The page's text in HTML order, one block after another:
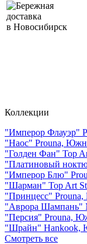
Бережная
доставка
в Новосибирск
Коллекции
"Имперор Флауэр"
"Наос" Prouna,
"Голден Фан" Top
"Платиновый
"Имперор Блю"
"Шарман" Top Art
"Принцесс"
"Аврора Шампань"
"Персия" Prouna,
"Шрайн" Hankook,
Смотреть все